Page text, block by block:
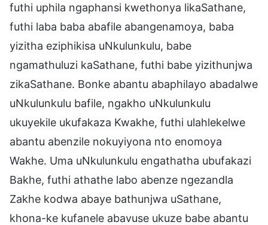
futhi uphila ngaphansi kwethonya likaSathane,
futhi laba baba abafile abangenamoya, baba
yizitha eziphikisa uNkulunkulu, babe
ngamathuluzi kaSathane, futhi babe yizithunjwa
zikaSathane. Bonke abantu abaphilayo abadalwe
uNkulunkulu bafile, ngakho uNkulunkulu
ukuyekile ukufakaza Kwakhe, futhi ulahlekelwe
abantu abenzile nokuyiyona nto enomoya
Wakhe. Uma uNkulunkulu engathatha ubufakazi
Bakhe, futhi athathe labo abenze ngezandla
Zakhe kodwa abaye bathunjwa uSathane,
khona-ke kufanele abavuse ukuze babe abantu